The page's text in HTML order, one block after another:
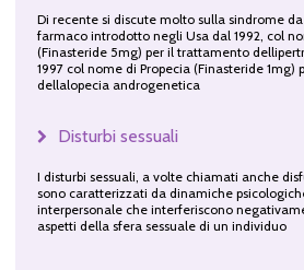
Di recente si discute molto sulla sindrome
farmaco introdotto negli Usa dal 1992, col
(Finasteride 5mg) per il trattamento
1997 col nome di Propecia (Finasteride
dellalopecia androgenetica
Disturbi sessuali
I disturbi sessuali, a volte chiamati anche
sono caratterizzati da dinamiche
interpersonale che interferiscono
aspetti della sfera sessuale di un individuo